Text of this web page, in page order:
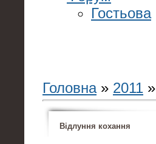
Гостьова
Головна» 2011 »
Відлуння кохання